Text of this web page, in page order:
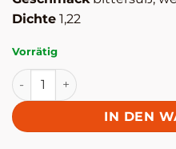
Dichte 1,22
Vorrätig
B. Bianco - Weißes
IN DEN